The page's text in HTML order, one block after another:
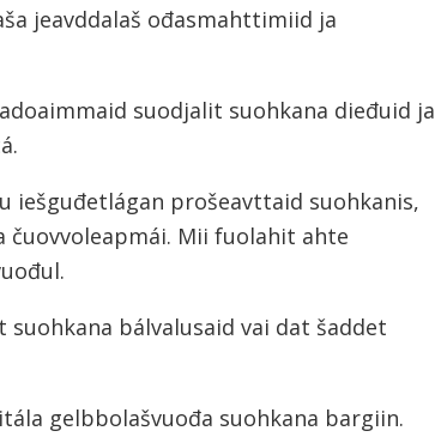
jeavddalaš ođasmahttimiid ja
suodjalit suohkana dieđuid ja
iešguđetlágan prošeavttaid suohkanis,
Mii fuolahit ahte
bálvalusaid vai dat šaddet
gelbbolašvuođa suohkana bargiin.